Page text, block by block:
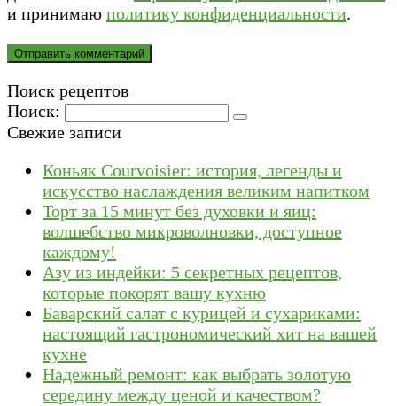
и принимаю политику конфиденциальности.
Поиск рецептов
Поиск:
Свежие записи
Коньяк Courvoisier: история, легенды и
искусство наслаждения великим напитком
Торт за 15 минут без духовки и яиц:
волшебство микроволновки, доступное
каждому!
Азу из индейки: 5 секретных рецептов,
которые покорят вашу кухню
Баварский салат с курицей и сухариками:
настоящий гастрономический хит на вашей
кухне
Надежный ремонт: как выбрать золотую
середину между ценой и качеством?